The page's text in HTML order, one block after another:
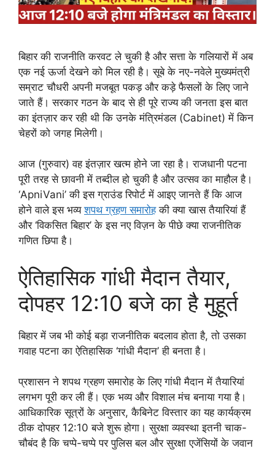
बिहार की राजनीति करवट ले चुकी है और सत्ता के गलियारों में अब
एक नई ऊर्जा देखने को मिल रही है। सूबे के नए-नवेले मुख्यमंत्री
सम्राट चौधरी अपनी मजबूत पकड़ और कड़े फैसलों के लिए जाने
जाते हैं। सरकार गठन के बाद से ही पूरे राज्य की जनता इस बात
का इंतज़ार कर रही थी कि उनके मंत्रिमंडल (Cabinet) में किन
चेहरों को जगह मिलेगी।
आज (गुरुवार) वह इंतज़ार खत्म होने जा रहा है। राजधानी पटना
पूरी तरह से छावनी में तब्दील हो चुकी है और उत्सव का माहौल है।
‘ApniVani’ की इस ग्राउंड रिपोर्ट में आइए जानते हैं कि आज
होने वाले इस भव्यशपथ ग्रहण समारोहकी क्या खास तैयारियां हैं
और ‘विकसित बिहार’ के इस नए विज़न के पीछे क्या राजनीतिक
गणित छिपा है।
ऐतिहासिक गांधी मैदान तैयार,
दोपहर 12:10 बजे का है मुहूर्त
बिहार में जब भी कोई बड़ा राजनीतिक बदलाव होता है, तो उसका
गवाह पटना का ऐतिहासिक ‘गांधी मैदान’ ही बनता है।
प्रशासन ने शपथ ग्रहण समारोह के लिए गांधी मैदान में तैयारियां
लगभग पूरी कर ली हैं। एक भव्य और विशाल मंच बनाया गया है।
आधिकारिक सूत्रों के अनुसार, कैबिनेट विस्तार का यह कार्यक्रम
ठीक दोपहर 12:10 बजे शुरू होगा। सुरक्षा व्यवस्था इतनी चाक-
चौबंद है कि चप्पे-चप्पे पर पुलिस बल और सुरक्षा एजेंसियों के जवान